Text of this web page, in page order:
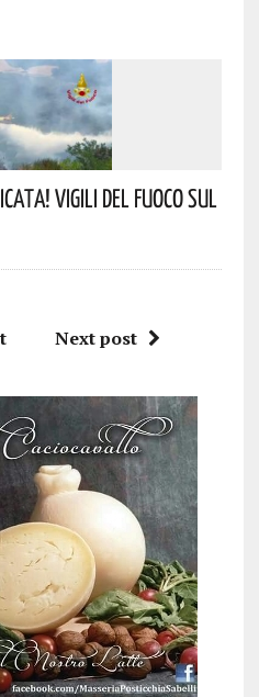
Vigili Del Fuoco Sul
Next post